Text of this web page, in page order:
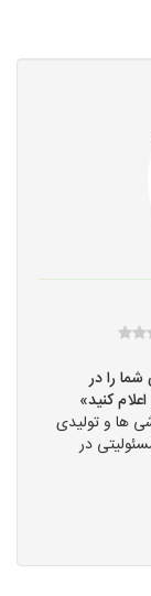
را در
ها و تولیدی
در